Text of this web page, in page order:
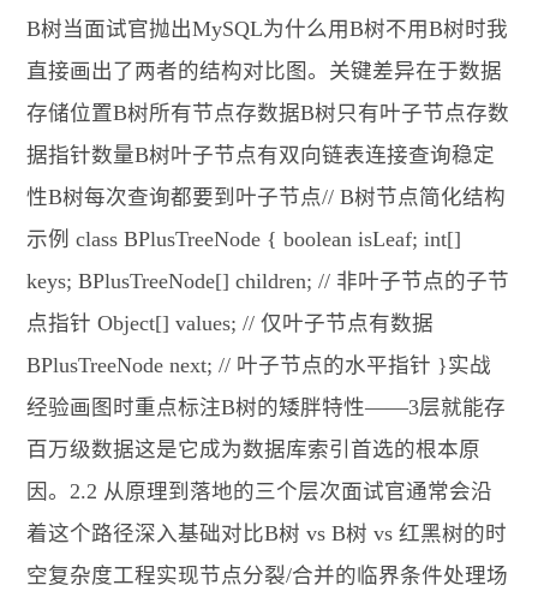
B树当面试官抛出MySQL为什么用B树不用B树时我
直接画出了两者的结构对比图。关键差异在于数据
存储位置B树所有节点存数据B树只有叶子节点存数
据指针数量B树叶子节点有双向链表连接查询稳定
性B树每次查询都要到叶子节点// B树节点简化结构
示例 class BPlusTreeNode { boolean isLeaf; int[]
keys; BPlusTreeNode[] children; // 非叶子节点的子节
点指针 Object[] values; // 仅叶子节点有数据
BPlusTreeNode next; // 叶子节点的水平指针 }实战
经验画图时重点标注B树的矮胖特性——3层就能存
百万级数据这是它成为数据库索引首选的根本原
因。2.2 从原理到落地的三个层次面试官通常会沿
着这个路径深入基础对比B树 vs B树 vs 红黑树的时
空复杂度工程实现节点分裂/合并的临界条件处理场